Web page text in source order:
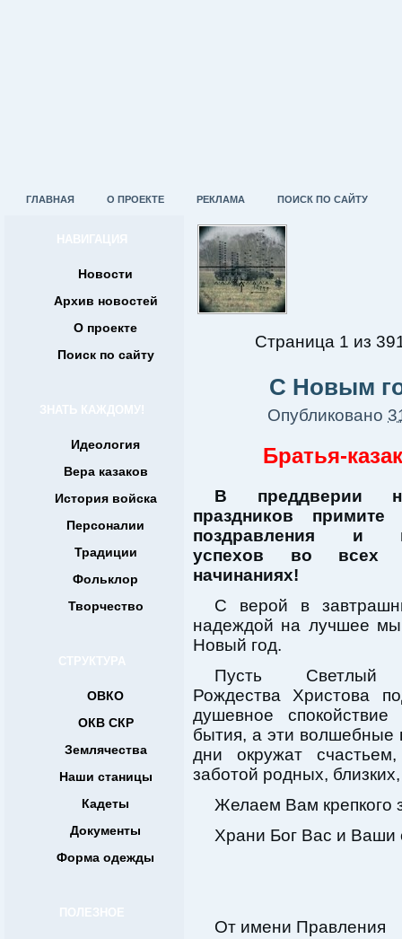
ГЛАВНАЯ О ПРОЕКТЕ РЕКЛАМА ПОИСК ПО САЙТУ
НАВИГАЦИЯ
Новости
Архив новостей
О проекте
Поиск по сайту
ЗНАТЬ КАЖДОМУ!
Идеология
Вера казаков
История войска
Персоналии
Традиции
Фольклор
Творчество
СТРУКТУРА
ОВКО
ОКВ СКР
Землячества
Наши станицы
Кадеты
Документы
Форма одежды
ПОЛЕЗНОЕ
Страница 1 из 39
С Новым
Опубликовано
Братья-
В преддверии
праздников примите
поздравления и
успехов во всех
начинаниях!
С верой в
надеждой на лучшее мы
Новый год.
Пусть Светлый
Рождества Христова
душевное
бытия, а эти волшебные
дни окружат
заботой родных,
Желаем Вам крепкого
Храни Бог Вас и Ваши
От имени Правления